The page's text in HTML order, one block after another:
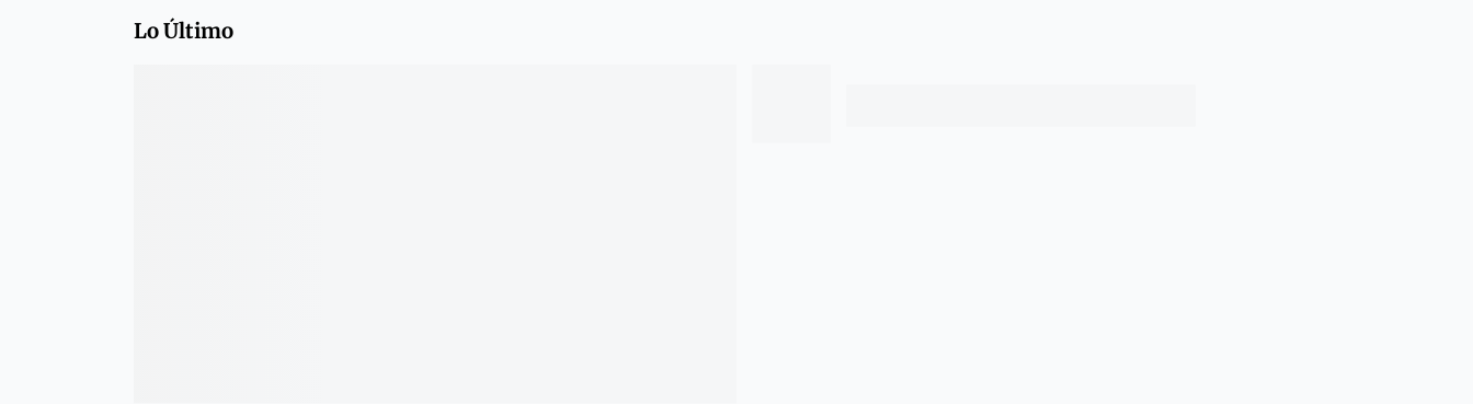
Lo Último